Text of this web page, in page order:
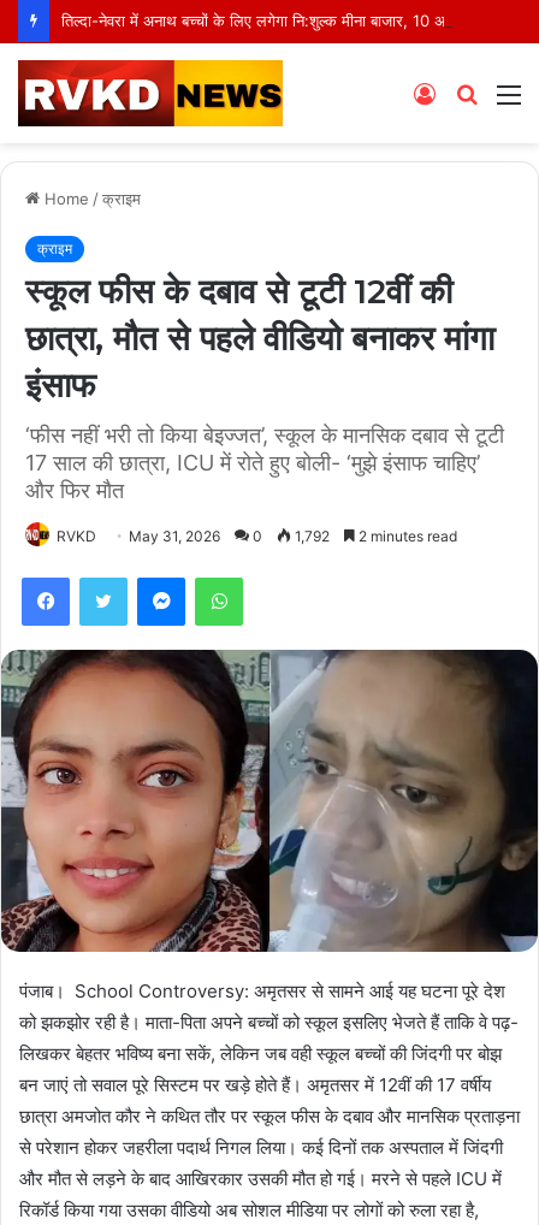
Search
Log
Home /क्राइम
क्राइम
स्कूल फीस के दबाव से टूटी 12वीं की
छात्रा, मौत से पहले वीडियो बनाकर मांगा
इंसाफ
‘फीस नहीं भरी तो किया बेइज्जत’, स्कूल के मानसिक दबाव से टूटी
17 साल की छात्रा, ICU में रोते हुए बोली- ‘मुझे इंसाफ चाहिए’
और फिर मौत
RVKD May 31, 2026 0 1,792 2 minutes read
FacebookTwitter MessengerWhatsApp
पंजाब। School Controversy: अमृतसर से सामने आई यह घटना पूरे देश
को झकझोर रही है। माता-पिता अपने बच्चों को स्कूल इसलिए भेजते हैं ताकि वे पढ़-
लिखकर बेहतर भविष्य बना सकें, लेकिन जब वही स्कूल बच्चों की जिंदगी पर बोझ
बन जाएं तो सवाल पूरे सिस्टम पर खड़े होते हैं। अमृतसर में 12वीं की 17 वर्षीय
छात्रा अमजोत कौर ने कथित तौर पर स्कूल फीस के दबाव और मानसिक प्रताड़ना
से परेशान होकर जहरीला पदार्थ निगल लिया। कई दिनों तक अस्पताल में जिंदगी
और मौत से लड़ने के बाद आखिरकार उसकी मौत हो गई। मरने से पहले ICU में
रिकॉर्ड किया गया उसका वीडियो अब सोशल मीडिया पर लोगों को रुला रहा है,